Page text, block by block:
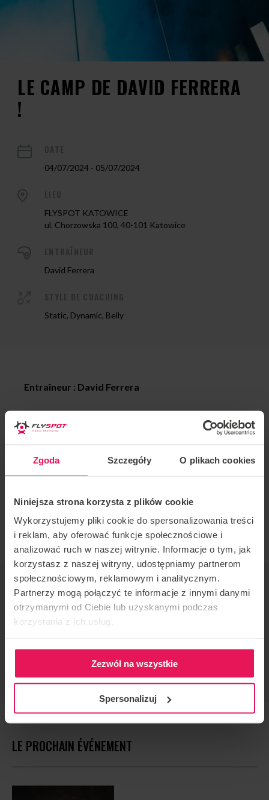
Zgoda Szczegóły O plikach cookies
Niniejsza strona korzysta z plików cookie
Wykorzystujemy pliki cookie do spersonalizowania treści
i reklam, aby oferować funkcje społecznościowe i
analizować ruch w naszej witrynie. Informacje o tym, jak
korzystasz z naszej witryny, udostępniamy partnerom
społecznościowym, reklamowym i analitycznym.
Partnerzy mogą połączyć te informacje z innymi danymi
otrzymanymi od Ciebie lub uzyskanymi podczas
korzystania z ich usług.
Zezwól na wszystkie
Spersonalizuj
LE CAMP DE DAVID FERRERA
!
04/07/2024 - 05/07/2024
FLYSPOT KATOWICE
ul. Chorzowska 100, 40-101 Katowice
David Ferrera
Static, Dynamic, Belly
Entraîneur : David Ferrera
Nous invitons Pro à chaque étape de l’avancement. Si
questions, veuillez nous contacter à
camps@flyspot.com
ORGANISATEUR DE L'ÉVÉNEMENT
Flyspot
CONTACT CONCERNANT L'ÉVÉNEMENT
RECOMMANDER CET ÉVÉNEMENT
LE PROCHAIN ÉVÉNEMENT